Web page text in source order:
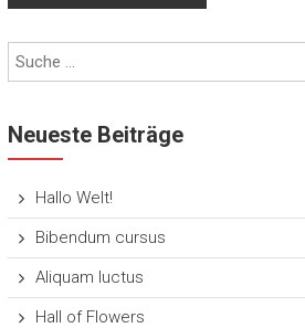
Neueste Beiträge
Hallo Welt!
Bibendum cursus
Aliquam luctus
Hall of Flowers